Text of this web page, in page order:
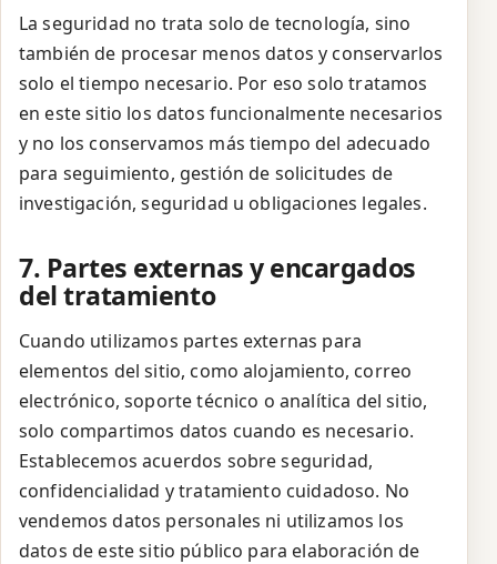
La seguridad no trata solo de tecnología, sino
también de procesar menos datos y conservarlos
solo el tiempo necesario. Por eso solo tratamos
en este sitio los datos funcionalmente necesarios
y no los conservamos más tiempo del adecuado
para seguimiento, gestión de solicitudes de
investigación, seguridad u obligaciones legales.
7. Partes externas y encargados
del tratamiento
Cuando utilizamos partes externas para
elementos del sitio, como alojamiento, correo
electrónico, soporte técnico o analítica del sitio,
solo compartimos datos cuando es necesario.
Establecemos acuerdos sobre seguridad,
confidencialidad y tratamiento cuidadoso. No
vendemos datos personales ni utilizamos los
datos de este sitio público para elaboración de